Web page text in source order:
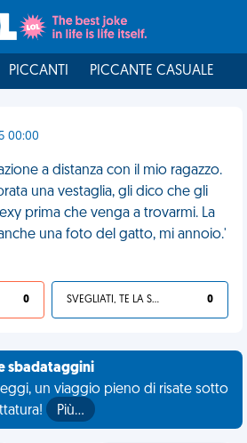
PICCANTI PICCANTE CASUALE
00:00
a distanza con il mio ragazzo.
una vestaglia, gli dico che gli
prima che venga a trovarmi. La
una foto del gatto, mi annoio.'
0 SVEGLIATI, TE LA SEI CERCATA! 0
sbadataggini
un viaggio pieno di risate sotto
Più…